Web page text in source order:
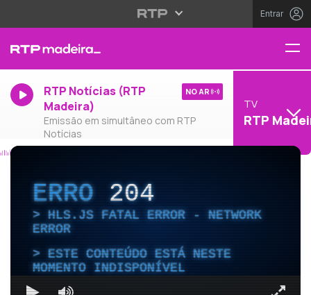
Entrar
RTP Notícias (RTP
Madeira)
Emissão em simultâneo com RTP
Notícias
NO AR
TV
RTP
ERRO204
HLS.JS FATAL ERROR - NETWORK
ERROR
ESTE CONTEÚDO ESTÁ NESTE
MOMENTO INDISPONÍVEL